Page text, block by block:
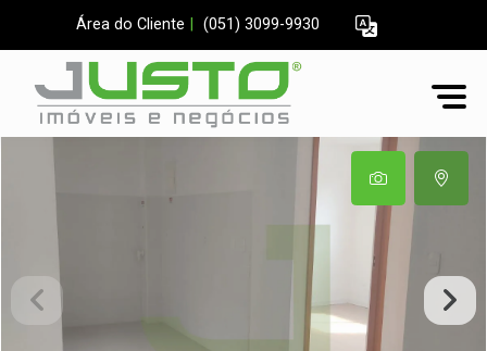
Área do Cliente (051) 3099-9930